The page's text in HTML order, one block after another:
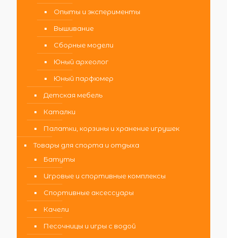
Опыты и эксперименты
Вышивание
Сборные модели
Юный археолог
Юный парфюмер
Детская мебель
Каталки
Палатки, корзины и хранение игрушек
Товары для спорта и отдыха
Батуты
Игровые и спортивные комплексы
Спортивные аксессуары
Качели
Песочницы и игры с водой